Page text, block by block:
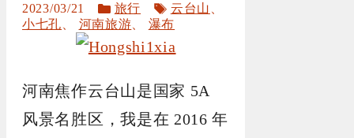
2023/03/21
分
类
旅行
标
签
云台山
小七孔
河南旅游 瀑布
河南焦作云台山是国家 5A
风景名胜区，我是在 2016 年